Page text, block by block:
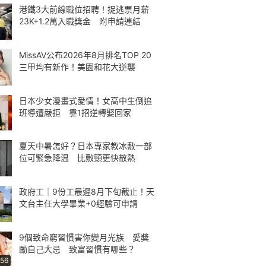
港鐵3大前線職位招聘！捉逃票月薪
23K+1.2萬入職獎金 附申請連結
MissAV公布2026年8月排名TOP 20
三甲均有新作！美園和花大逆襲
日本少女漫畫式愛情！女高中生倒追
班導遭嚴拒 靠1招逆轉娶回家
夏天中暑怎好？日本專家教冰敷一部
位可緊急降温 比敷頸更快散熱
政府工｜9份工最遲8月下旬截止！天
文台主任大學畢業+0經驗可申請
9個致命窮習慣害你變月光族 愛獎
勵自己大忌 致富習慣有哪些？